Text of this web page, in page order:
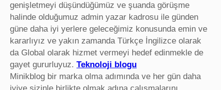
genişletmeyi düşündüğümüz ve şuanda görüşme
halinde olduğumuz admin yazar kadrosu ile günden
güne daha iyi yerlere geleceğimiz konusunda emin ve
kararlıyız ve yakın zamanda Türkçe İngilizce olarak
da Global olarak hizmet vermeyi hedef edinmekle de
gayet gururluyuz. Teknoloji blogu
Minikblog bir marka olma adımında ve her gün daha